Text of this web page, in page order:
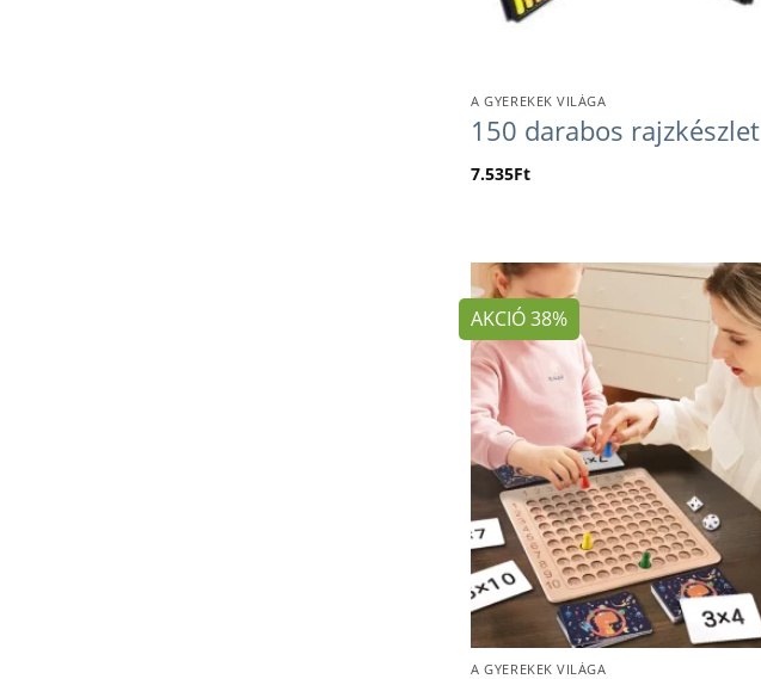
A GYEREKEK VILÁGA
150 darabos rajzkészlet
7.535Ft
AKCIÓ 38%
A GYEREKEK VILÁGA